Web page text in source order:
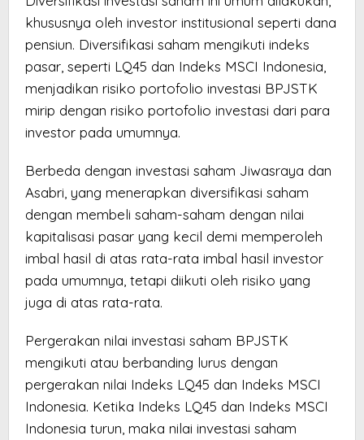
khususnya oleh investor institusional seperti dana
pensiun. Diversifikasi saham mengikuti indeks
pasar, seperti LQ45 dan Indeks MSCI Indonesia,
menjadikan risiko portofolio investasi BPJSTK
mirip dengan risiko portofolio investasi dari para
investor pada umumnya.
Berbeda dengan investasi saham Jiwasraya dan
Asabri, yang menerapkan diversifikasi saham
dengan membeli saham-saham dengan nilai
kapitalisasi pasar yang kecil demi memperoleh
imbal hasil di atas rata-rata imbal hasil investor
pada umumnya, tetapi diikuti oleh risiko yang
juga di atas rata-rata.
Pergerakan nilai investasi saham BPJSTK
mengikuti atau berbanding lurus dengan
pergerakan nilai Indeks LQ45 dan Indeks MSCI
Indonesia. Ketika Indeks LQ45 dan Indeks MSCI
Indonesia turun, maka nilai investasi saham